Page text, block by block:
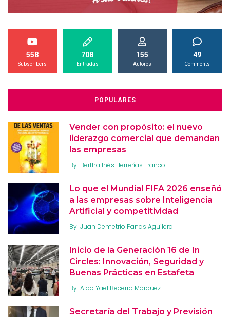
558
Subscribers
708
Entradas
155
Autores
49
Comments
POPULARES
Vender con propósito: el nuevo
liderazgo comercial que demandan
las empresas
By Bertha Inés Herrerías Franco
Lo que el Mundial FIFA 2026 enseñó
a las empresas sobre Inteligencia
Artificial y competitividad
By Juan Demetrio Panas Aguilera
Inicio de la Generación 16 de In
Circles: Innovación, Seguridad y
Buenas Prácticas en Estafeta
By Aldo Yael Becerra Márquez
Secretaría del Trabajo y Previsión